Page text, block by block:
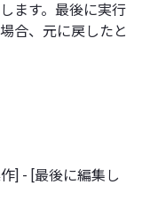
ます。最後に実行
合、元に戻したと
] - [最後に編集し